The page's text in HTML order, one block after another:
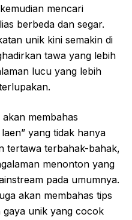
mencari
berbeda dan segar.
unik kini semakin di
tawa yang lebih
lucu yang lebih
membahas
yang tidak hanya
tertawa terbahak-bahak,
menonton yang
pada umumnya.
akan membahas tips
gaya unik yang cocok